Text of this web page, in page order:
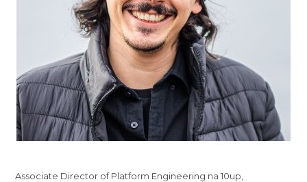
Associate Director of Platform Engineering na 10up,